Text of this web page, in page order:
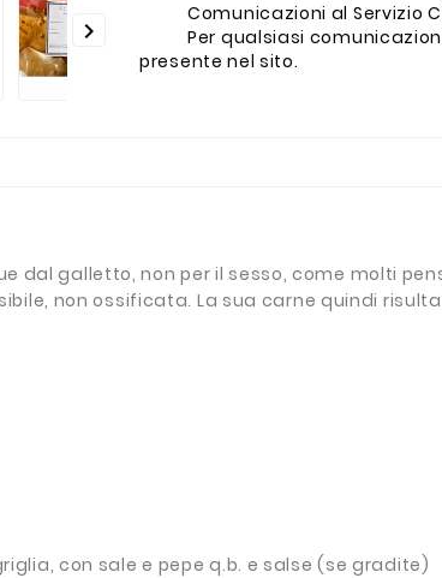

Comunicazioni al Servizio
Per qualsiasi
presente nel sito.
dal galletto, non per il sesso, come molti
non ossificata. La sua carne quindi
con sale e pepe q.b. e salse (se gradite)